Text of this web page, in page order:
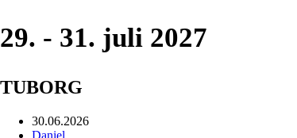
29. - 31. juli 2027
TUBORG
30.06.2026